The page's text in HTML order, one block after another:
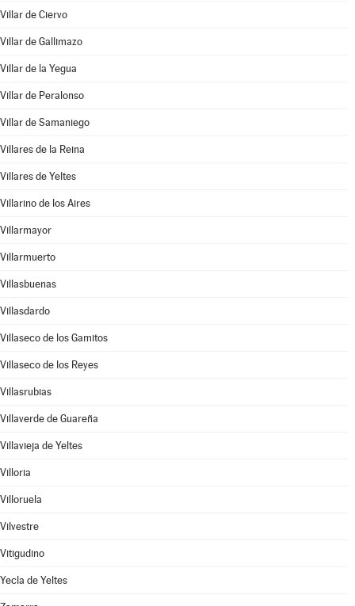
Villar de Ciervo
Villar de Gallimazo
Villar de la Yegua
Villar de Peralonso
Villar de Samaniego
Villares de la Reina
Villares de Yeltes
Villarino de los Aires
Villarmayor
Villarmuerto
Villasbuenas
Villasdardo
Villaseco de los Gamitos
Villaseco de los Reyes
Villasrubias
Villaverde de Guareña
Villavieja de Yeltes
Villoria
Villoruela
Vilvestre
Vitigudino
Yecla de Yeltes